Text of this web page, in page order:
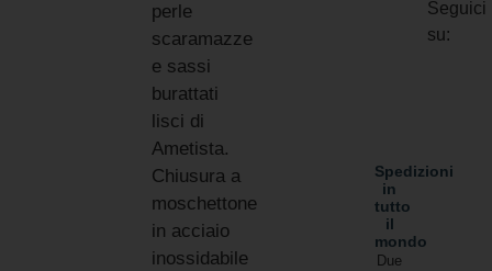
perle
scaramazze
e sassi
burattati
lisci di
Ametista.
Chiusura a
moschettone
in acciaio
inossidabile
Spedizioni
in
tutto
il
mondo
Due
Seguici
su: